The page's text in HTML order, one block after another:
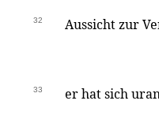
32 Aussicht zur
33 er hat sich